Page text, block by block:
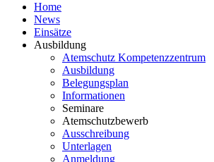
Home
News
Einsätze
Ausbildung
Atemschutz Kompetenzzentrum
Ausbildung
Belegungsplan
Informationen
Seminare
Atemschutzbewerb
Ausschreibung
Unterlagen
Anmeldung